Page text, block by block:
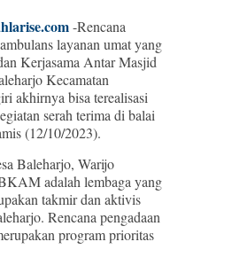
-Rencana
layanan umat yang
Kerjasama Antar Masjid
Kecamatan
akhirnya bisa terealisasi
serah terima di balai
(12/10/2023).
Baleharjo, Warijo
adalah lembaga yang
takmir dan aktivis
Rencana pengadaan
program prioritas